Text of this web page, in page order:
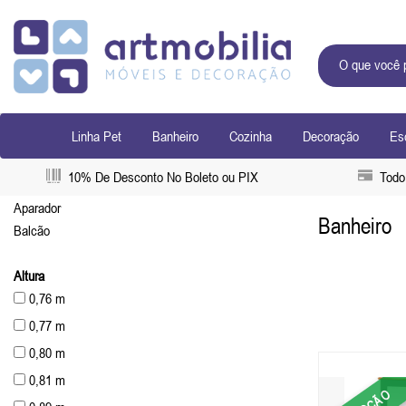
Linha Pet Banheiro Cozinha Decoração
10% De Desconto No Boleto ou PIX
Aparador
Balcão
Altura
0,76 m
0,77 m
0,80 m
0,81 m
Banheiro